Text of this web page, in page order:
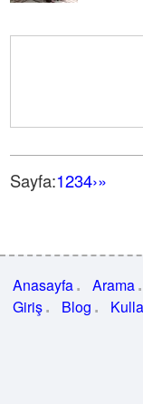
Sayfa:1234›»
Anasayfa Arama
Giriş
Blog